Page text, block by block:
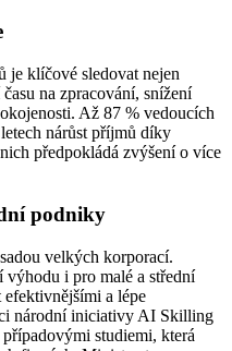
je klíčové sledovat nejen
na zpracování, snížení
Až 87 % vedoucích
nárůst příjmů díky
předpokládá zvýšení o více
podniky
velkých korporací.
výhodu i pro malé a střední
a lépe
národní iniciativy AI Skilling
studiemi, která